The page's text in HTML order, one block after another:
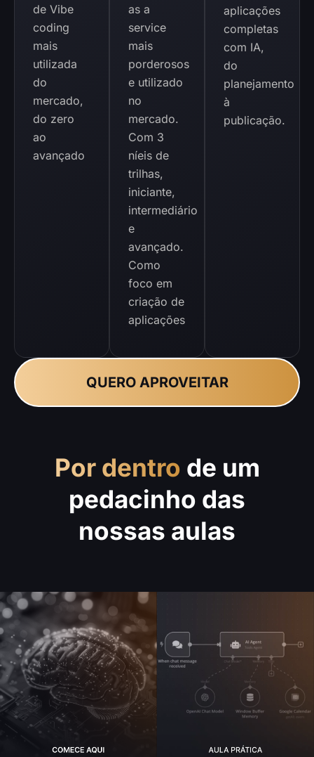
de Vibe
coding
mais
utilizada
do
mercado,
do zero
ao
avançado
as a
service
mais
porderosos
e utilizado
no
mercado.
Com 3
níeis de
trilhas,
iniciante,
intermediário
e
avançado.
Como
foco em
criação de
aplicações
aplicações
completas
com IA,
do
planejamento
à
publicação.
QUERO APROVEITAR
Por dentro de um
pedacinho das
nossas aulas